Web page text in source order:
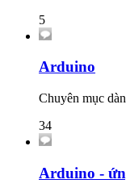
5
Arduino
Chuyên mục
34
Arduino -